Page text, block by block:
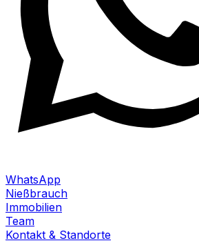
WhatsApp
Nießbrauch
Immobilien
Team
Kontakt & Standorte